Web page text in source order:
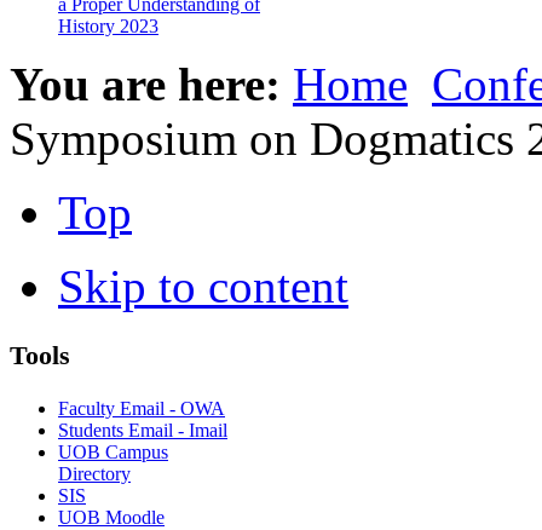
History 2023
You are here: Home
Symposium on Dogmatics
Top
Skip to content
Tools
Faculty Email - OWA
Students Email - Imail
UOB Campus
Directory
SIS
UOB Moodle